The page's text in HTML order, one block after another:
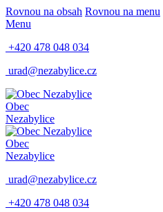
Rovnou na obsah Rovnou na menu
Menu
+420 478 048 034
urad@nezabylice.cz
Obec
Nezabylice
Obec
Nezabylice
urad@nezabylice.cz
+420 478 048 034